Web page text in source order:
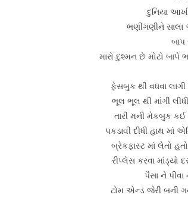
દુનિયા
ભણીગણીને સાલા
બાપ
મારો દુશ્મન છે મોટો બાપે
ફેસબુક થી વધવા
ભૂલ ભૂલ થી માંગી
તારી મની મેકબુક
પકડાવી દીધી હાથ માં
બ્રેકફાસ્ટ માં લેતો
રીપ્લેસ કરવા માંડ્યો
પૈસા ને પીવા
ટોમ એન્ડ જેરી બની